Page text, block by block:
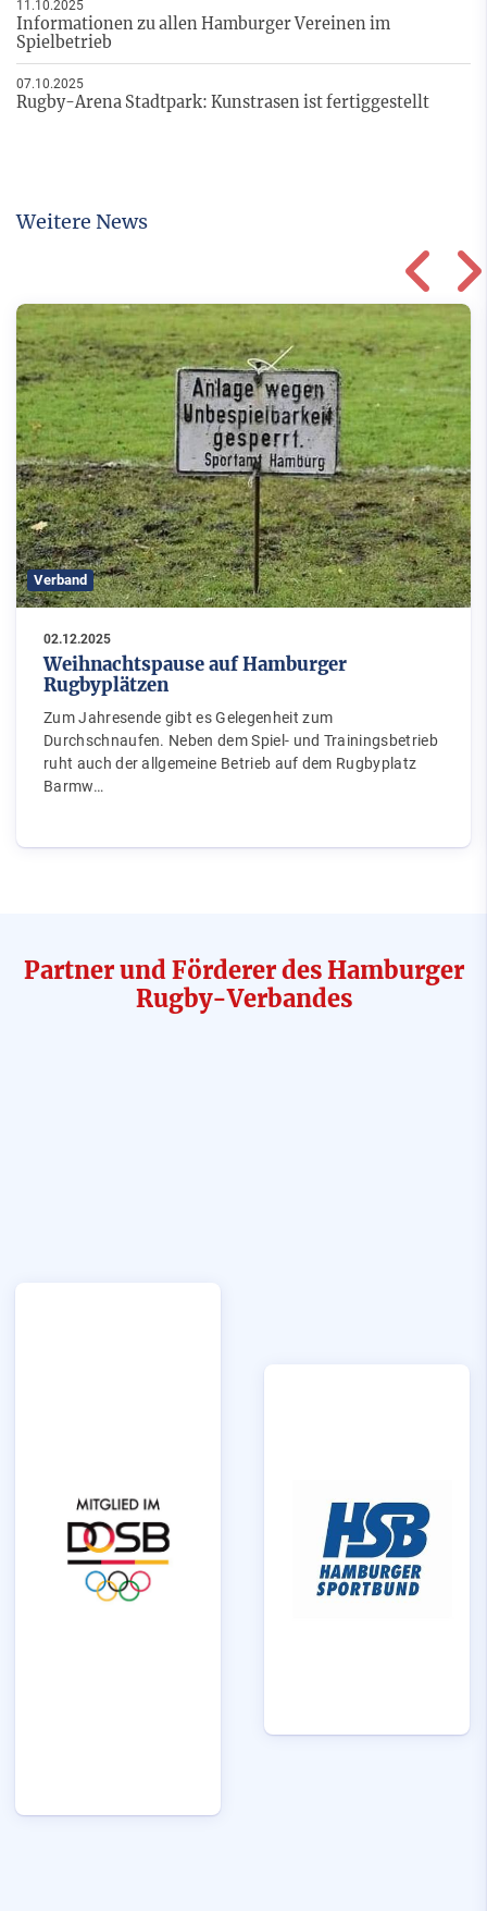
11.10.2025
Informationen zu allen Hamburger Vereinen im
Spielbetrieb
07.10.2025
Rugby-Arena Stadtpark: Kunstrasen ist fertiggestellt
Weitere News
Verband
02.12.2025
Weihnachtspause auf Hamburger
Rugbyplätzen
Zum Jahresende gibt es Gelegenheit zum
Durchschnaufen. Neben dem Spiel- und Trainingsbetrieb
ruht auch der allgemeine Betrieb auf dem Rugbyplatz
Barmw…
Partner und Förderer des Hamburger
Rugby-Verbandes